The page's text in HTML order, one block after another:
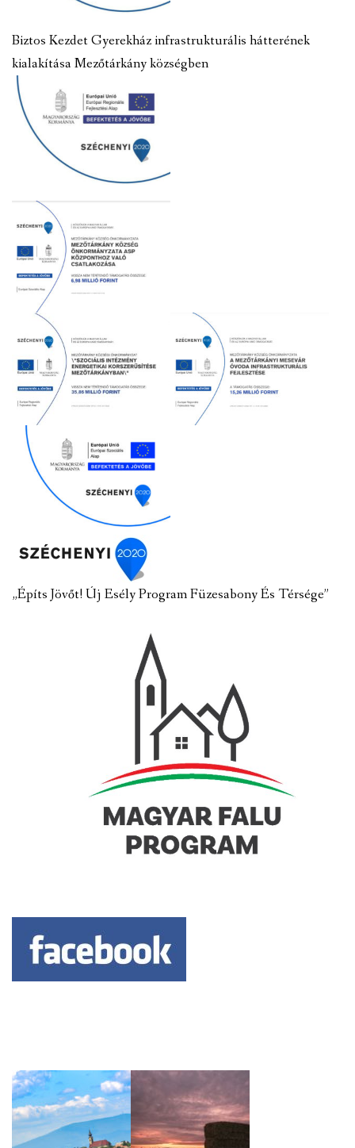
Biztos Kezdet Gyerekház infrastrukturális hátterének
kialakítása Mezőtárkány községben
„Építs Jövőt! Új Esély Program Füzesabony És Térsége”